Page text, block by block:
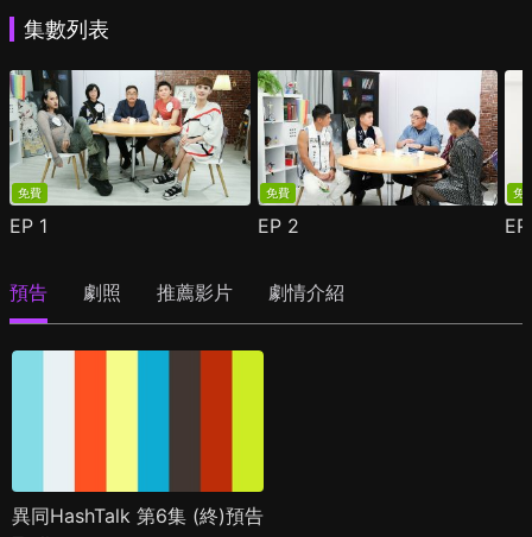
集數列表
免費
EP 1
免費
EP 2
免
預告 劇照 推薦影片 劇情介紹
異同HashTalk 第6集 (終)預告